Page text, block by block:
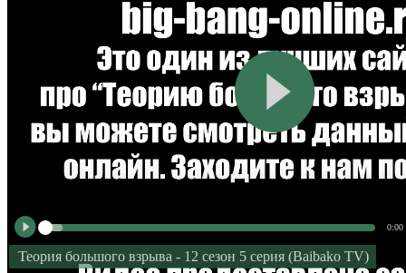
0:00
Теория большого взрыва - 12 сезон 5 серия (Baibako TV)